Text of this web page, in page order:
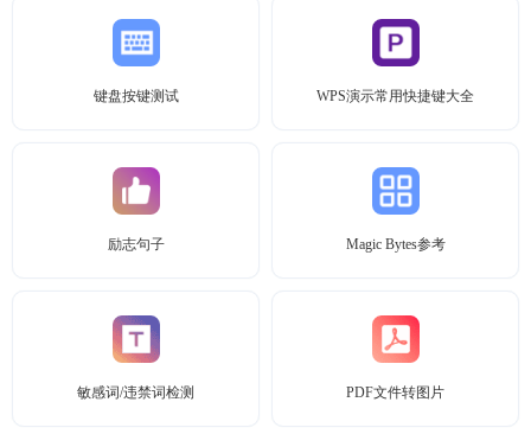
键盘按键测试 WPS演示常用快捷键大全
励志句子 Magic Bytes参考
敏感词/违禁词检测 PDF文件转图片